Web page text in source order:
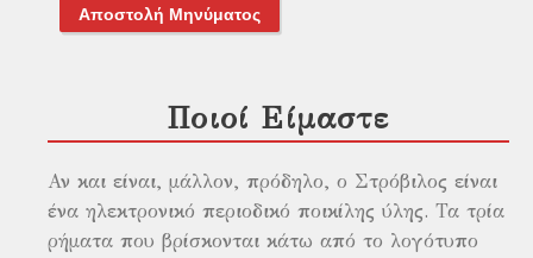
Αποστολή Μηνύματος
Ποιοί Είμαστε
Αν και είναι, μάλλον, πρόδηλο, ο Στρόβιλος είναι
ένα ηλεκτρονικό περιοδικό ποικίλης ύλης. Τα τρία
ρήματα που βρίσκονται κάτω από το λογότυπο